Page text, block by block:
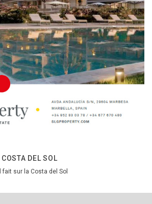
DEL SOL
sur la Costa del Sol